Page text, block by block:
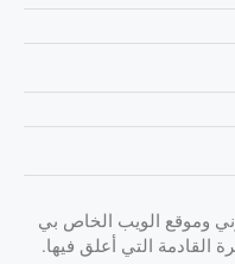
وموقع الويب الخاص بي
القادمة التي أعلق فيها.